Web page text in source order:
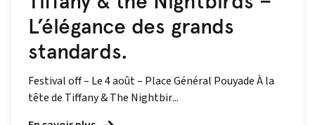
L’élégance des grands
standards.
Festival off – Le 4 août – Place Général Pouyade À la
tête de Tiffany & The Nightbir...